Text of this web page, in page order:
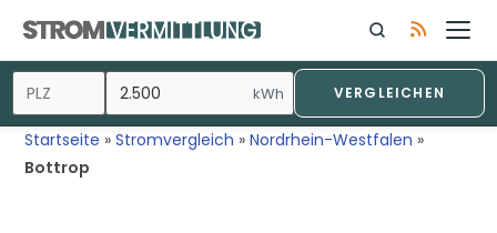
Inhalt
springen
kWh VERGLEICHEN
Startseite »Stromvergleich »Nordrhein-Westfalen »
Bottrop